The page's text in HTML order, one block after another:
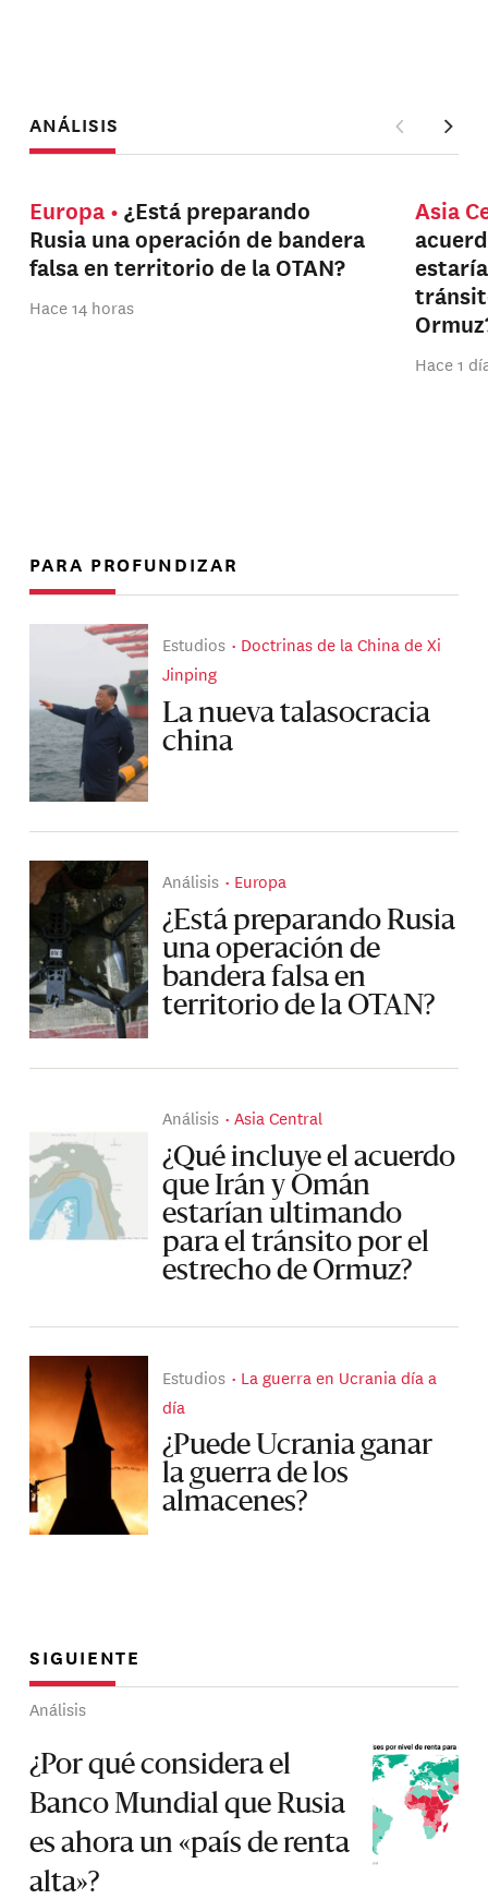
ANÁLISIS
Europa
¿Está preparando
Rusia una operación de bandera
falsa en territorio de la OTAN?
Hace 14 horas
Asia
Hace 1
PARA PROFUNDIZAR
Estudios
Doctrinas de la China de Xi
Jinping
La nueva talasocracia
china
Análisis Europa
¿Está preparando Rusia
una operación de
bandera falsa en
territorio de la OTAN?
Análisis Asia Central
¿Qué incluye el acuerdo
que Irán y Omán
estarían ultimando
para el tránsito por el
estrecho de Ormuz?
Estudios
La guerra en Ucrania día a
día
¿Puede Ucrania ganar
la guerra de los
almacenes?
SIGUIENTE
Análisis
¿Por qué considera el
Banco Mundial que Rusia
es ahora un «país de renta
alta»?